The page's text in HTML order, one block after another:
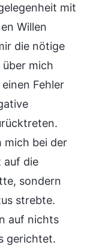
mit
Willen
die nötige
mich
Fehler
mich bei der
auf die
sondern
strebte.
auf nichts
gerichtet.